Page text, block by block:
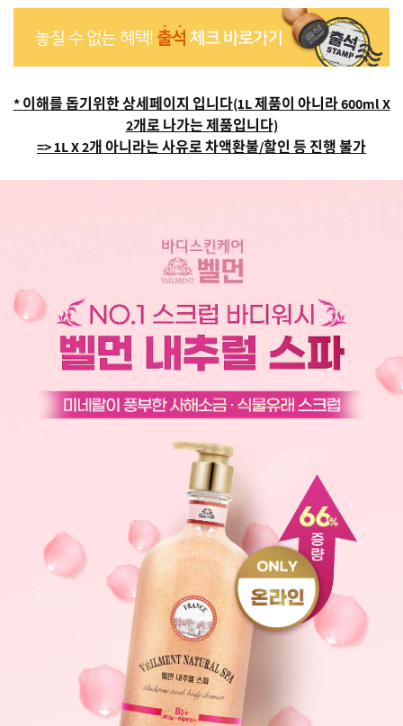
* 이해를 돕기위한 상세페이지 입니다(1L 제품이 아니라 600ml X
2개로 나가는 제품입니다)
=> 1L X 2개 아니라는 사유로 차액환불/할인 등 진행 불가